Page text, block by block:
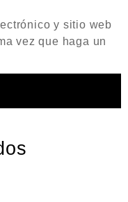
y sitio web
vez que haga un